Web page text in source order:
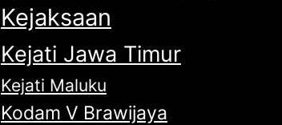
Kejaksaan
Kejati Jawa Timur
Kejati Maluku
Kodam V Brawijaya